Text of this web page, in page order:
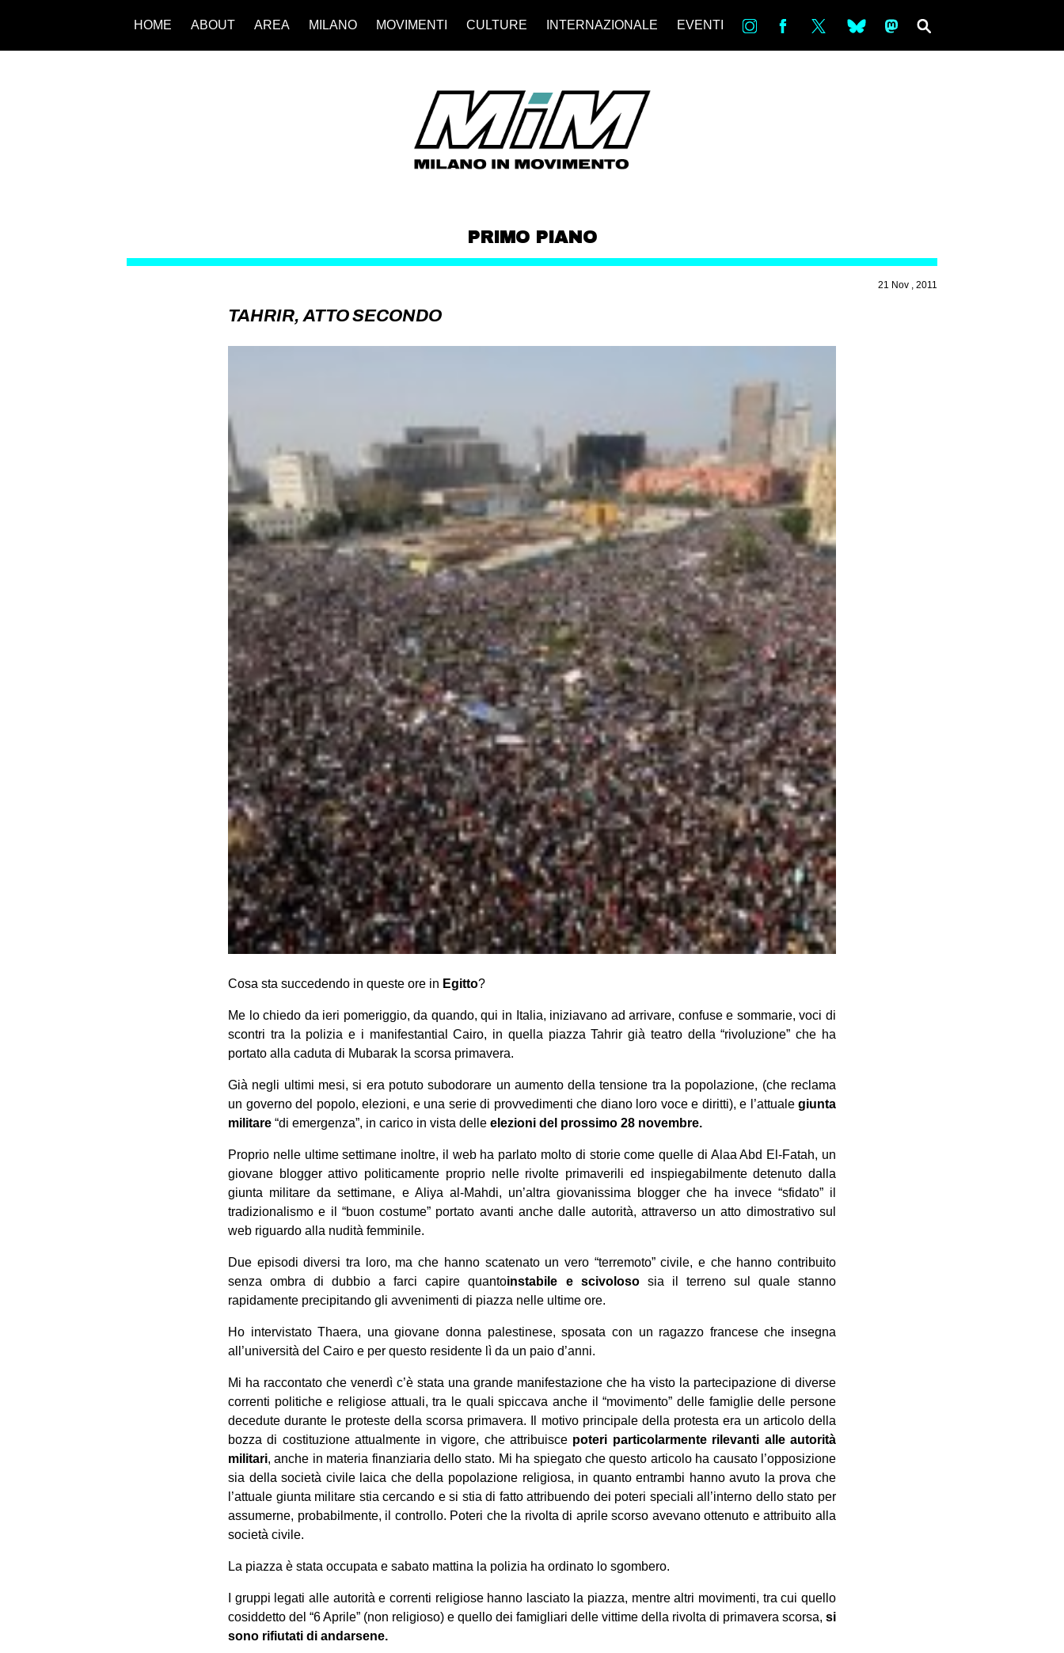
HOME ABOUT AREA MILANO MOVIMENTI CULTURE INTERNAZIONALE EVENTI in bsky ms
PRIMO PIANO
21 Nov , 2011
TAHRIR, ATTO SECONDO
Cosa sta succedendo in queste ore in Egitto?
Me lo chiedo da ieri pomeriggio, da quando, qui in Italia, iniziavano ad arrivare, confuse e sommarie, voci di
scontri tra la polizia e i manifestantial Cairo, in quella piazza Tahrir già teatro della “rivoluzione” che ha
portato alla caduta di Mubarak la scorsa primavera.
Già negli ultimi mesi, si era potuto subodorare un aumento della tensione tra la popolazione, (che reclama
un governo del popolo, elezioni, e una serie di provvedimenti che diano loro voce e diritti), e l’attuale giunta
militare “di emergenza”, in carico in vista delle elezioni del prossimo 28 novembre.
Proprio nelle ultime settimane inoltre, il web ha parlato molto di storie come quelle di Alaa Abd El-Fatah, un
giovane blogger attivo politicamente proprio nelle rivolte primaverili ed inspiegabilmente detenuto dalla
giunta militare da settimane, e Aliya al-Mahdi, un’altra giovanissima blogger che ha invece “sfidato” il
tradizionalismo e il “buon costume” portato avanti anche dalle autorità, attraverso un atto dimostrativo sul
web riguardo alla nudità femminile.
Due episodi diversi tra loro, ma che hanno scatenato un vero “terremoto” civile, e che hanno contribuito
senza ombra di dubbio a farci capire quantoinstabile e scivolososia il terreno sul quale stanno
rapidamente precipitando gli avvenimenti di piazza nelle ultime ore.
Ho intervistato Thaera, una giovane donna palestinese, sposata con un ragazzo francese che insegna
all’università del Cairo e per questo residente lì da un paio d’anni.
Mi ha raccontato che venerdì c’è stata una grande manifestazione che ha visto la partecipazione di diverse
correnti politiche e religiose attuali, tra le quali spiccava anche il “movimento” delle famiglie delle persone
decedute durante le proteste della scorsa primavera. Il motivo principale della protesta era un articolo della
bozza di costituzione attualmente in vigore, che attribuisce poteri particolarmente rilevanti alle autorità
militari, anche in materia finanziaria dello stato. Mi ha spiegato che questo articolo ha causato l’opposizione
sia della società civile laica che della popolazione religiosa, in quanto entrambi hanno avuto la prova che
l’attuale giunta militare stia cercando e si stia di fatto attribuendo dei poteri speciali all’interno dello stato per
assumerne, probabilmente, il controllo. Poteri che la rivolta di aprile scorso avevano ottenuto e attribuito alla
società civile.
La piazza è stata occupata e sabato mattina la polizia ha ordinato lo sgombero.
I gruppi legati alle autorità e correnti religiose hanno lasciato la piazza, mentre altri movimenti, tra cui quello
cosiddetto del “6 Aprile” (non religioso) e quello dei famigliari delle vittime della rivolta di primavera scorsa, si
sono rifiutati di andarsene.